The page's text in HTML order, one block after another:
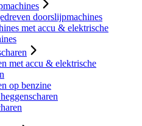
doorslijpmachines
met accu & elektrische
met accu & elektrische
op benzine